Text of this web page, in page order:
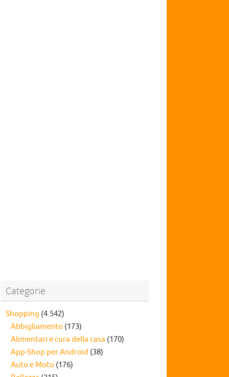
Categorie
Shopping (4.542)
Abbigliamento (173)
Alimentari e cura della casa (170)
App-Shop per Android (38)
Auto e Moto (176)